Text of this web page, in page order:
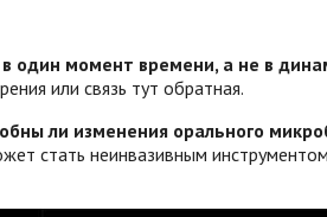
один момент времени, а не в
или связь тут обратная.
ли изменения орального
стать неинвазивным